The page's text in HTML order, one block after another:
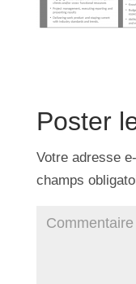
Poster
Votre adresse
champs